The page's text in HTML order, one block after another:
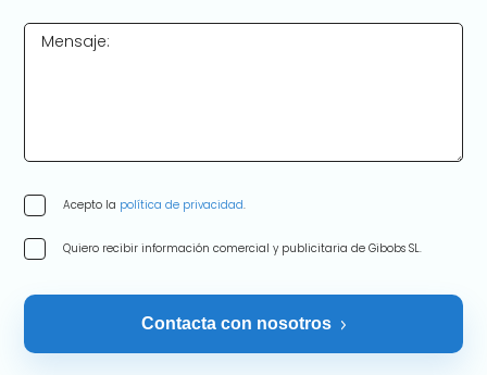
Mensaje:
Acepto la política de privacidad.
Quiero recibir información comercial y publicitaria de Gibobs SL.
Contacta con nosotros